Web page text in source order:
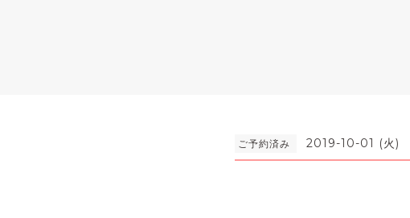
ご予約済み 2019-10-01 (火)